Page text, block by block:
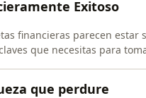
Exitoso
financieras parecen estar
que necesitas para
que perdure